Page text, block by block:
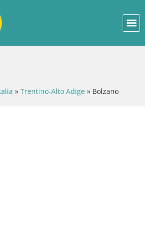
» Trentino-Alto Adige » Bolzano